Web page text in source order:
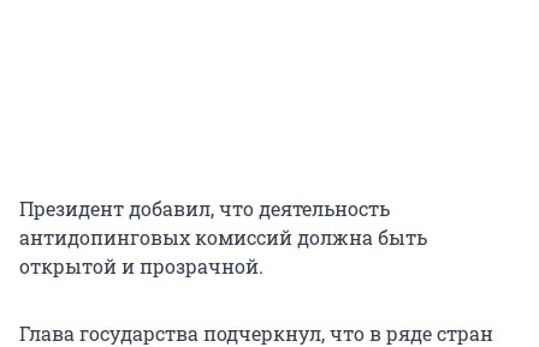
Президент добавил, что деятельность
антидопинговых комиссий должна быть
открытой и прозрачной.
Глава государства подчеркнул, что в ряде стран